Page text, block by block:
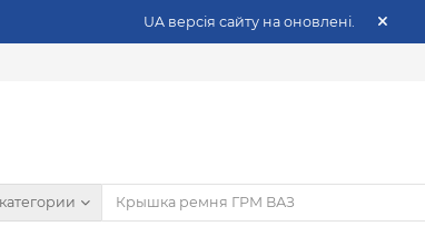
UA версія сайту на оновлені.